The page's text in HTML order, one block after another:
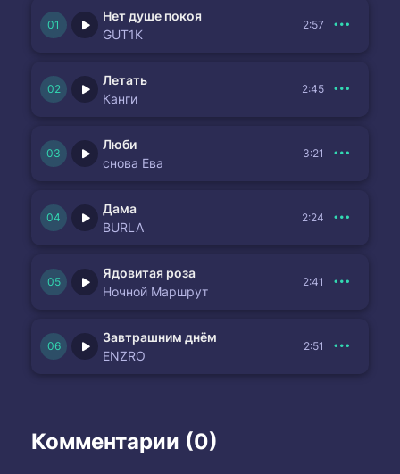
Нет душе покоя
GUT1K
2:57
Летать
Канги
2:45
Люби
снова Ева
3:21
Дама
BURLA
2:24
Ядовитая роза
Ночной Маршрут
2:41
Завтрашним днём
ENZRO
2:51
Комментарии (0)